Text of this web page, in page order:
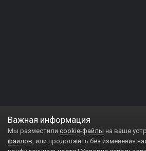
Важная информация
Мы разместили cookie-файлы на ваше
файлов, или продолжить без изменения